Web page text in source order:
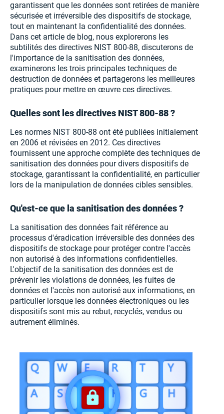
garantissent que les données sont retirées de manière
sécurisée et irréversible des dispositifs de stockage,
tout en maintenant la confidentialité des données.
Dans cet article de blog, nous explorerons les
subtilités des directives NIST 800-88, discuterons de
l'importance de la sanitisation des données,
examinerons les trois principales techniques de
destruction de données et partagerons les meilleures
pratiques pour mettre en œuvre ces directives.
Quelles sont les directives NIST 800-88 ?
Les normes NIST 800-88 ont été publiées initialement
en 2006 et révisées en 2012. Ces directives
fournissent une approche complète des techniques de
sanitisation des données pour divers dispositifs de
stockage, garantissant la confidentialité, en particulier
lors de la manipulation de données cibles sensibles.
Qu'est-ce que la sanitisation des données ?
La sanitisation des données fait référence au
processus d'éradication irréversible des données des
dispositifs de stockage pour protéger contre l'accès
non autorisé à des informations confidentielles.
L'objectif de la sanitisation des données est de
prévenir les violations de données, les fuites de
données et l'accès non autorisé aux informations, en
particulier lorsque les données électroniques ou les
dispositifs sont mis au rebut, recyclés, vendus ou
autrement éliminés.